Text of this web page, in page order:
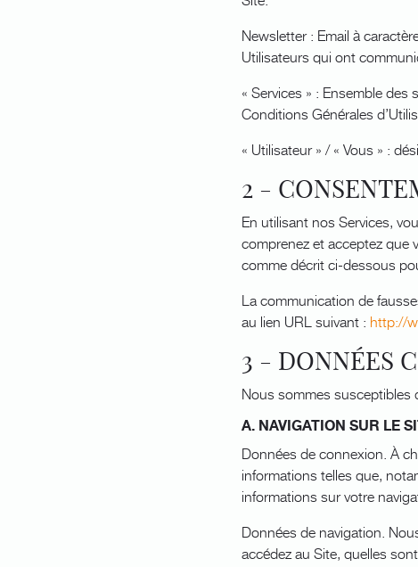
Newsletter : Email à
Utilisateurs qui ont
« Services » : Ensemble des
Conditions Générales
« Utilisateur » / « Vous » :
2 -
En utilisant nos Services,
comprenez et acceptez que
comme décrit ci-dessous
La communication de
au lien URL suivant : http://
3 - DONNÉES
Nous sommes susceptibles
A. NAVIGATION SUR LE
Données de connexion. À
informations telles que,
informations sur votre
Données de navigation.
accédez au Site, quelles